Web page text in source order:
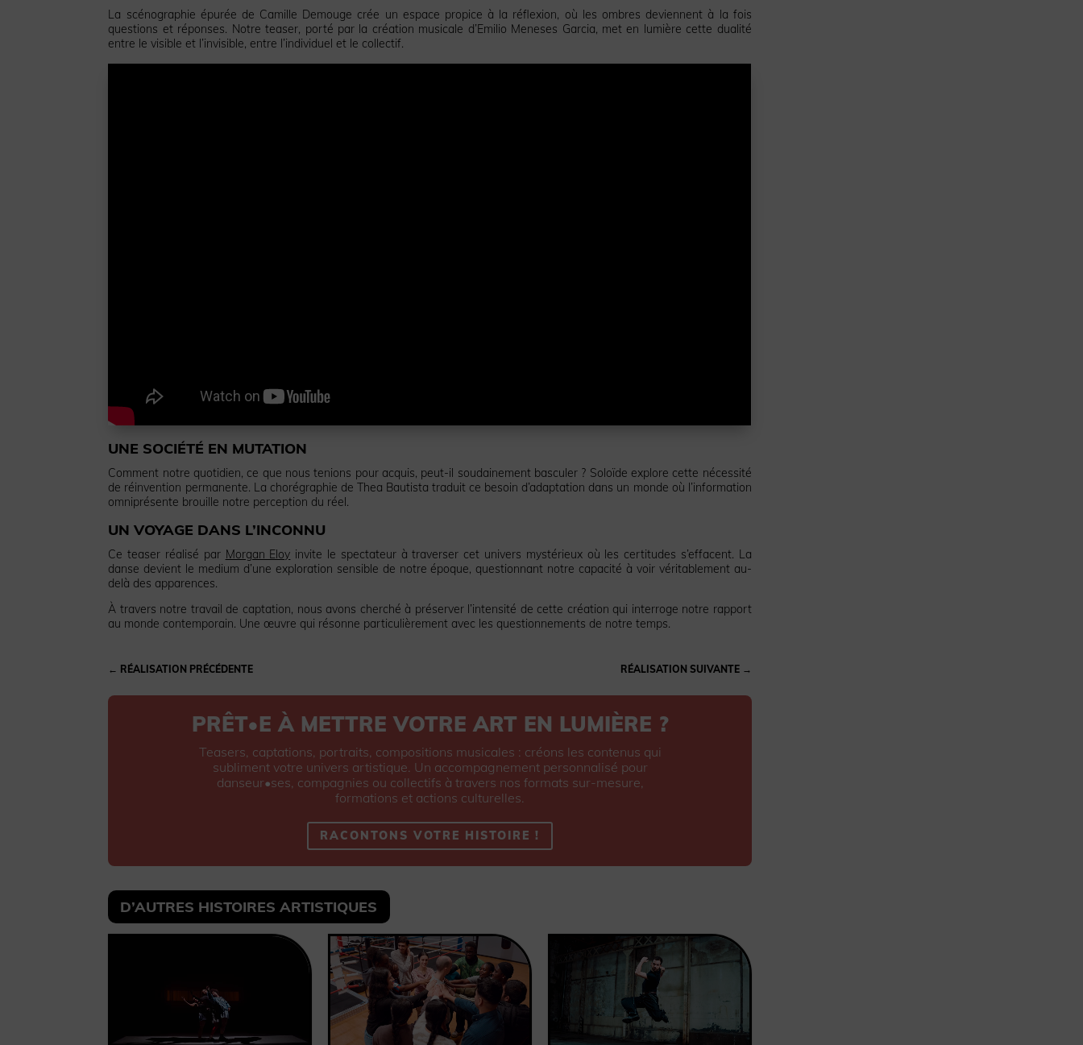
La scénographie épurée de Camille Demouge crée un espace propice à la réflexion, où les ombres deviennent à la fois
questions et réponses. Notre teaser, porté par la création musicale d’Emilio Meneses Garcia, met en lumière cette dualité
entre le visible et l’invisible, entre l’individuel et le collectif.
UNE SOCIÉTÉ EN MUTATION
Comment notre quotidien, ce que nous tenions pour acquis, peut-il soudainement basculer ? Soloïde explore cette nécessité
de réinvention permanente. La chorégraphie de Thea Bautista traduit ce besoin d’adaptation dans un monde où l’information
omniprésente brouille notre perception du réel.
UN VOYAGE DANS L’INCONNU
Ce teaser réalisé par Morgan Eloy invite le spectateur à traverser cet univers mystérieux où les certitudes s’effacent. La
danse devient le medium d’une exploration sensible de notre époque, questionnant notre capacité à voir véritablement au-
delà des apparences.
À travers notre travail de captation, nous avons cherché à préserver l’intensité de cette création qui interroge notre rapport
au monde contemporain. Une œuvre qui résonne particulièrement avec les questionnements de notre temps.
← RÉALISATION PRÉCÉDENTE RÉALISATION SUIVANTE→
PRÊT•E À METTRE VOTRE ART EN LUMIÈRE ?
Teasers, captations, portraits, compositions musicales : créons les contenus qui
subliment votre univers artistique. Un accompagnement personnalisé pour
danseur•ses, compagnies ou collectifs à travers nos formats sur-mesure,
formations et actions culturelles.
RACONTONS VOTRE HISTOIRE !
D’AUTRES HISTOIRES ARTISTIQUES